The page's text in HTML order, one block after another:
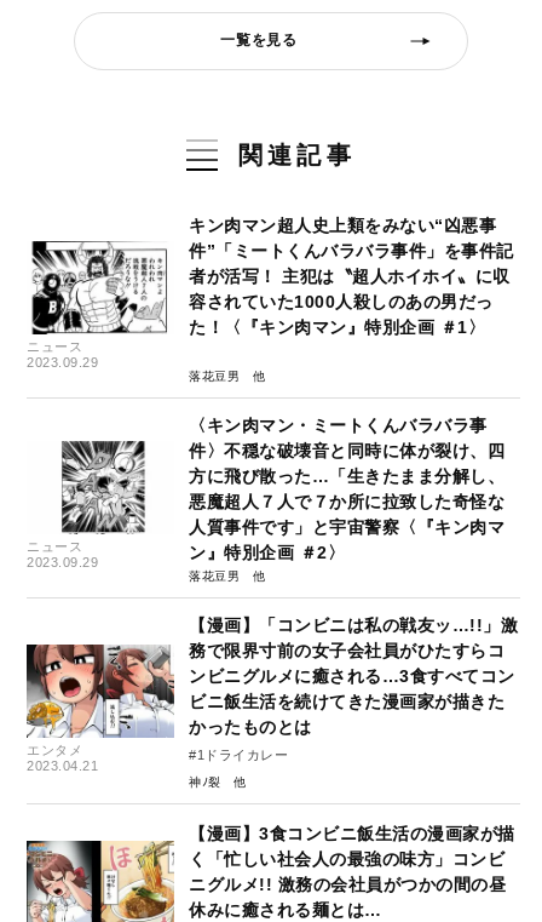
一覧を見る
関連記事
ニュース
2023.09.29
キン肉マン超人史上類をみない“凶悪事
件”「ミートくんバラバラ事件」を事件記
者が活写！ 主犯は〝超人ホイホイ〟に収
容されていた1000人殺しのあの男だっ
た！〈『キン肉マン』特別企画 ＃1〉
落花豆男
ニュース
2023.09.29
〈キン肉マン・ミートくんバラバラ事
件〉不穏な破壊音と同時に体が裂け、四
方に飛び散った…「生きたまま分解し、
悪魔超人７人で７か所に拉致した奇怪な
人質事件です」と宇宙警察〈『キン肉マ
ン』特別企画 ＃2〉
落花豆男
エンタメ
2023.04.21
【漫画】「コンビニは私の戦友ッ…!!」激
務で限界寸前の女子会社員がひたすらコ
ンビニグルメに癒される…3食すべてコン
ビニ飯生活を続けてきた漫画家が描きた
かったものとは
#1ドライカレー
神ﾉ裂
【漫画】3食コンビニ飯生活の漫画家が描
く「忙しい社会人の最強の味方」コンビ
ニグルメ!! 激務の会社員がつかの間の昼
休みに癒される麺とは…